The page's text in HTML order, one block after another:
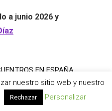
a junio 2026 y
EN ESPAÑA
nuestro sitio web y nuestro
Rechazar Personalizar